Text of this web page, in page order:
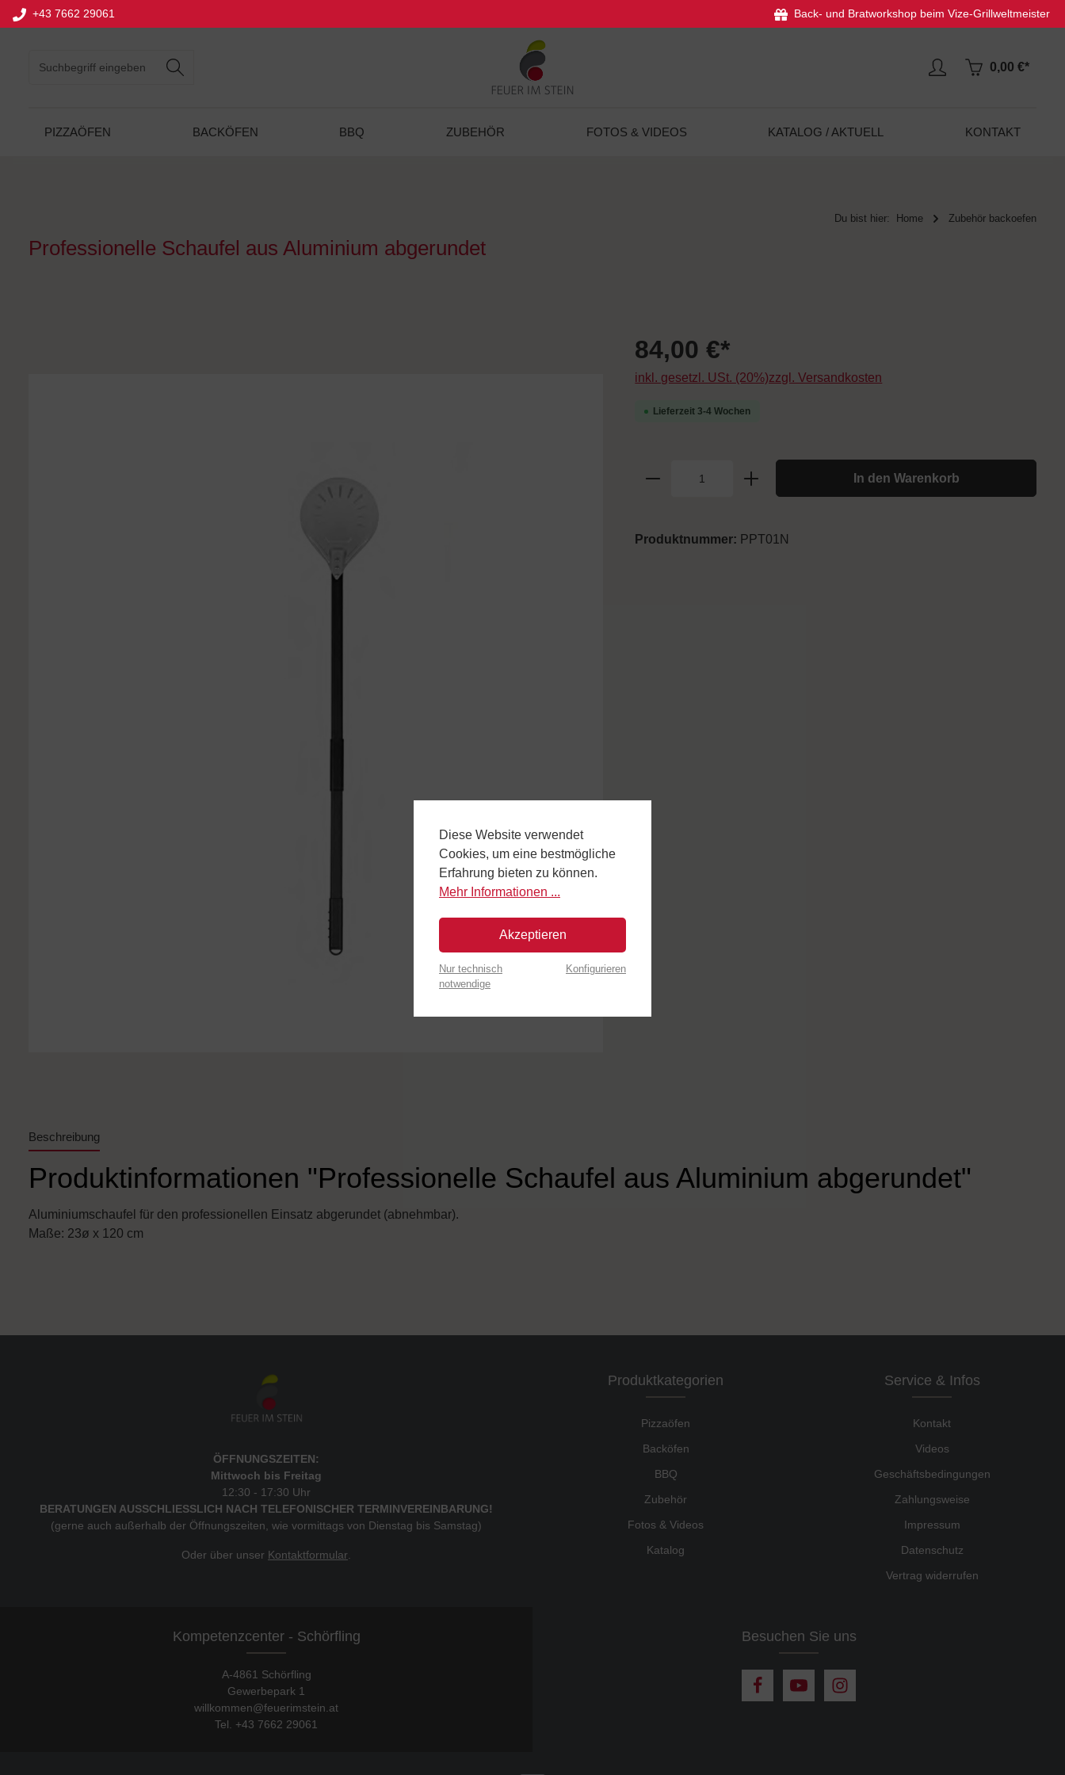
Zur Hauptnavigation springen
+43 7662 29061 Back- und Bratworkshop beim Vize-Grillweltmeister
0,00 €*
PIZZAÖFEN BACKÖFEN BBQ ZUBEHÖR FOTOS & VIDEOS KATALOG / AKTUELL KONTAKT
Du bist hier: Home Zubehör backoefen
Professionelle Schaufel aus Aluminium abgerundet
84,00 €*
inkl. gesetzl. USt. (20%)zzgl. Versandkosten
Lieferzeit 3-4 Wochen
In den Warenkorb
Produktnummer: PPT01N
Beschreibung
Produktinformationen "Professionelle Schaufel aus Aluminium abgerundet"
Aluminiumschaufel für den professionellen Einsatz abgerundet (abnehmbar).
Maße: 23ø x 120 cm
Besuchen Sie uns
Kompetenzcenter - Schörfling
A-4861 Schörfling
Gewerbepark 1
willkommen@feuerimstein.at
Tel. +43 7662 29061
ÖFFNUNGSZEITEN:
Mittwoch bis Freitag
12:30 - 17:30 Uhr
BERATUNGEN AUSSCHLIESSLICH NACH TELEFONISCHER TERMINVEREINBARUNG!
(gerne auch außerhalb der Öffnungszeiten, wie vormittags von Dienstag bis Samstag)
Oder über unser Kontaktformular
Produktkategorien
Pizzaöfen
Backöfen
BBQ
Zubehör
Fotos & Videos
Katalog
Service & Infos
Kontakt
Videos
Geschäftsbedingungen
Zahlungsweise
Impressum
Datenschutz
Vertrag widerrufen
Diese Website verwendet
Cookies, um eine bestmögliche
Erfahrung bieten zu können.
Mehr Informationen ...
Akzeptieren
Nur technisch
notwendige
Konfigurieren